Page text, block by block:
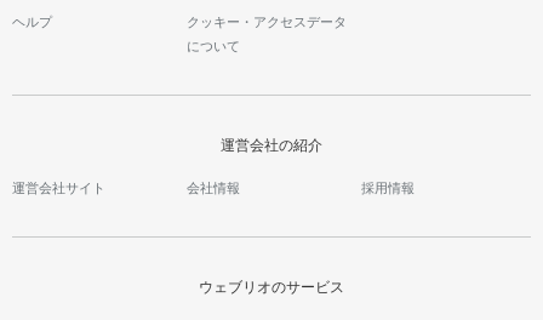
ヘルプ
クッキー・アクセスデータ
について
運営会社の紹介
運営会社サイト 会社情報 採用情報
ウェブリオのサービス